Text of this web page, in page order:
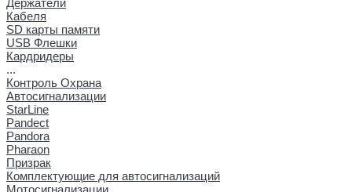
Кабеля
SD карты памяти
USB Флешки
Кардридеры
...
Контроль Охрана
Автосигнализации
StarLine
Pandect
Pandora
Pharaon
Призрак
Комплектующие для автосигнализаций
Мотосигнализации